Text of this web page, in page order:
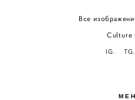
Все
Culture
IG.
TG.